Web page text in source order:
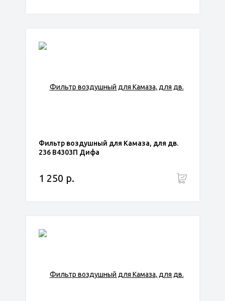
Фильтр воздушный для Камаза, для дв.
236 В4303П Дифа
1 250 р.